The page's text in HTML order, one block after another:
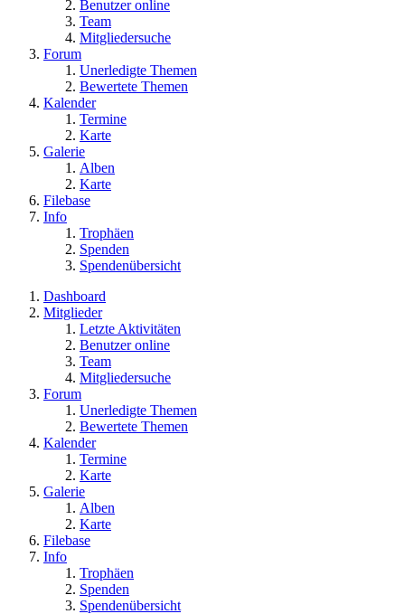
Benutzer online
Team
Mitgliedersuche
Forum
Unerledigte Themen
Bewertete Themen
Kalender
Termine
Karte
Galerie
Alben
Karte
Filebase
Info
Trophäen
Spenden
Spendenübersicht
Dashboard
Mitglieder
Letzte Aktivitäten
Benutzer online
Team
Mitgliedersuche
Forum
Unerledigte Themen
Bewertete Themen
Kalender
Termine
Karte
Galerie
Alben
Karte
Filebase
Info
Trophäen
Spenden
Spendenübersicht